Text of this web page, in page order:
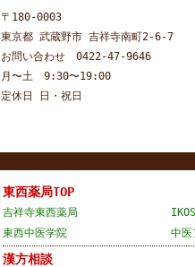
〒180-0003
東京都 武蔵野市 吉祥寺南町2-6-7
お問い合わせ 0422-47-9646
月〜土 9:30〜19:00
定休日 日・祝日
東西薬局TOP
吉祥寺東西薬局
東西中医学院
中医
漢方相談